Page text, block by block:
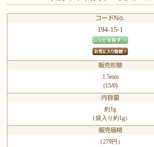
194-15-1
1.5mm
(15/0)
約1g
（袋入り約1g）
（279円）